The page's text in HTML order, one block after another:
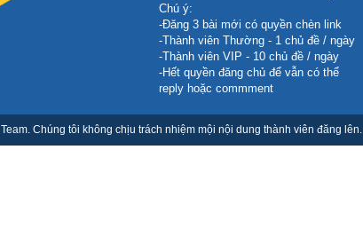
Chú ý:
-Đăng 3 bài mới có quyền chèn link
-Thành viên Thường - 1 chủ đề / ngày
-Thành viên VIP - 10 chủ đề / ngày
-Hết quyền đăng chủ để vẫn có thể
reply hoặc commment
Team. Chúng tôi không chịu trách nhiệm mội nội dung thành viên đăng lên.